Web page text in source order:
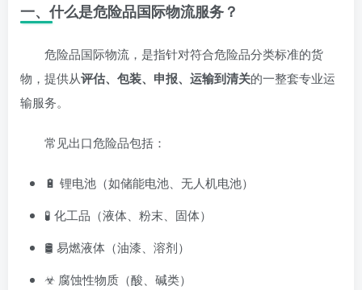
一、什么是危险品国际物流服务？
危险品国际物流，是指针对符合危险品分类标准的货
物，提供从评估、包装、申报、运输到清关的一整套专业运
输服务。
常见出口危险品包括：
🔋 锂电池（如储能电池、无人机电池）
🧪 化工品（液体、粉末、固体）
🛢 易燃液体（油漆、溶剂）
☣ 腐蚀性物质（酸、碱类）